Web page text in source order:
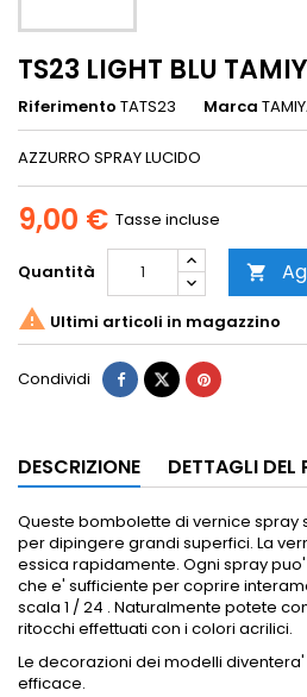
TS23 LIGHT BLU
Riferimento TATS23 Marca
AZZURRO SPRAY LUCIDO
9,00 € Tasse incluse
Quantità 
 Ultimi articoli in magazzino
Condividi
DESCRIZIONE DETTAGLI DEL
Queste bombolette di vernice spray
per dipingere grandi superfici. La
essica rapidamente. Ogni spray
che e' sufficiente per coprire
scala 1 / 24 . Naturalmente potete
ritocchi effettuati con i colori acrilici.
Le decorazioni dei modelli
efficace.